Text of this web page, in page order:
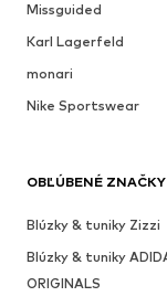
Missguided
Karl Lagerfeld
monari
Nike Sportswear
OBĽÚBENÉ
Blúzky & tuniky Zizzi
Blúzky & tuniky
ORIGINALS